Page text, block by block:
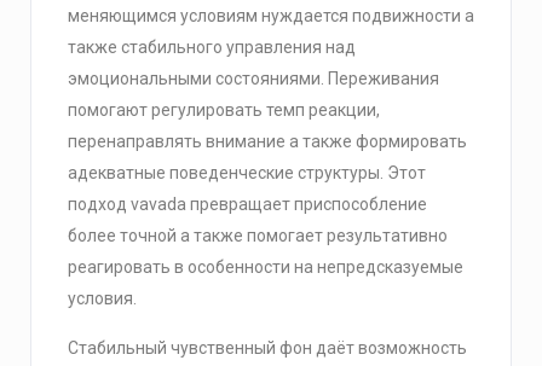
меняющимся условиям нуждается подвижности а
также стабильного управления над
эмоциональными состояниями. Переживания
помогают регулировать темп реакции,
перенаправлять внимание а также формировать
адекватные поведенческие структуры. Этот
подход vavada превращает приспособление
более точной а также помогает результативно
реагировать в особенности на непредсказуемые
условия.
Стабильный чувственный фон даёт возможность